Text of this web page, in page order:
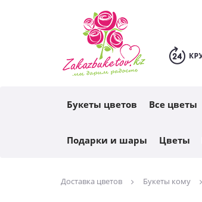
Каталог
Букеты цветов Все цветы
Подарки и шары Цветы
Доставка цветов Букеты кому